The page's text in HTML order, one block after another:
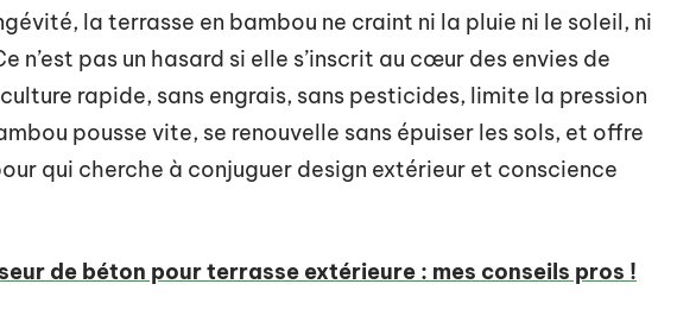
la terrasse en bambou ne craint ni la pluie ni le soleil, ni
n’est pas un hasard si elle s’inscrit au cœur des envies de
rapide, sans engrais, sans pesticides, limite la pression
pousse vite, se renouvelle sans épuiser les sols, et offre
qui cherche à conjuguer design extérieur et conscience
de béton pour terrasse extérieure : mes conseils pros !